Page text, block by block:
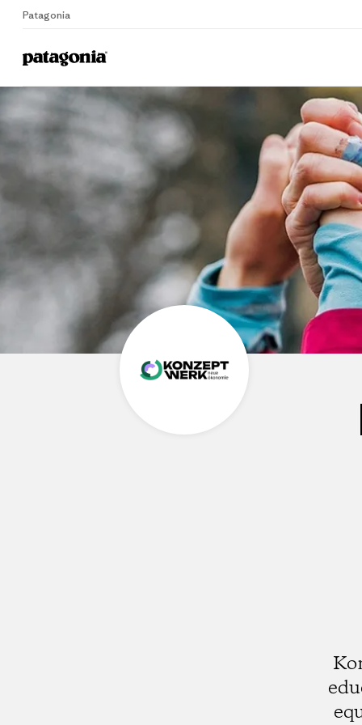
Patagonia
Home